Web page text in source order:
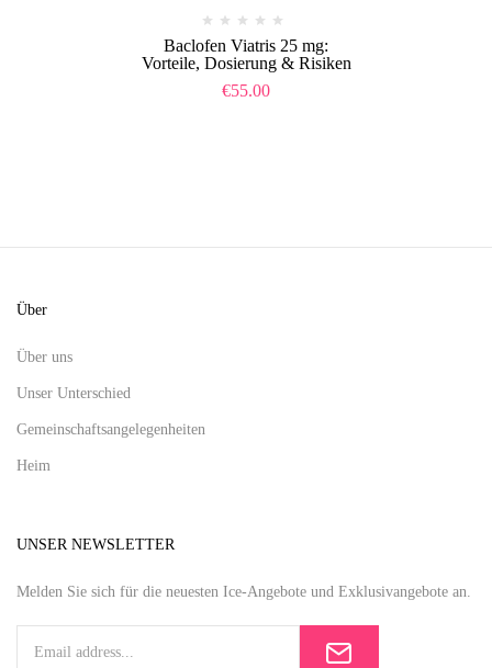
Baclofen Viatris 25 mg:
Vorteile, Dosierung & Risiken
€55.00
Über
Über uns
Unser Unterschied
Gemeinschaftsangelegenheiten
Heim
UNSER NEWSLETTER
Melden Sie sich für die neuesten Ice-Angebote und Exklusivangebote an.